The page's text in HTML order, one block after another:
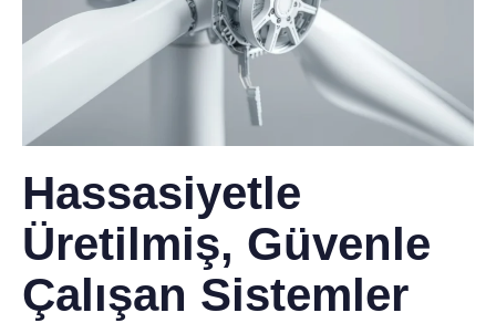
Hassasiyetle
Üretilmiş, Güvenle
Çalışan Sistemler